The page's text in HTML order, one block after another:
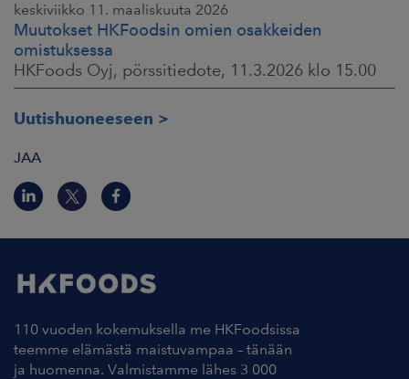
keskiviikko 11. maaliskuuta 2026
Muutokset HKFoodsin omien osakkeiden
omistuksessa
HKFoods Oyj, pörssitiedote, 11.3.2026 klo 15.00
Uutishuoneeseen
JAA
110 vuoden kokemuksella me HKFoodsissa
teemme elämästä maistuvampaa – tänään
ja huomenna. Valmistamme lähes 3 000